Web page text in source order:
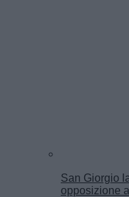
San Giorgio
opposizione